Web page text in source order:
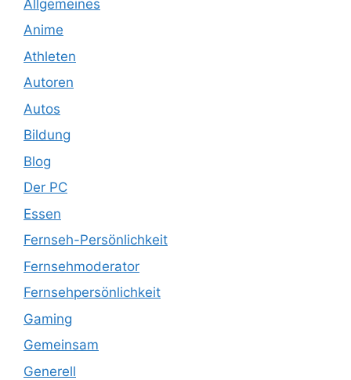
Allgemeines
Anime
Athleten
Autoren
Autos
Bildung
Blog
Der PC
Essen
Fernseh-Persönlichkeit
Fernsehmoderator
Fernsehpersönlichkeit
Gaming
Gemeinsam
Generell